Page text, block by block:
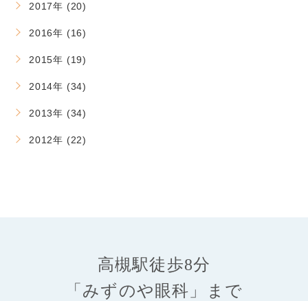
2017年 (20)
2016年 (16)
2015年 (19)
2014年 (34)
2013年 (34)
2012年 (22)
高槻駅徒歩8分
「みずのや眼科」まで